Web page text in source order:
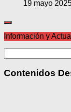
19 mayo
Información y
Contenidos